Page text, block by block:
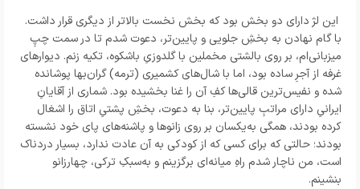
این لژ دارای دو بخش بود که بخش نخست بالاتر از دیگری قرار داشت.
با گام نهادن به بخشِ جلویی و پایین‌تر، دعوت شدم تا در سمت چپِ
میزبانی‌ام، بر روی بالشتی مخملین با گلدوزیِ باشکوه، تکیه زنم. دیوارهای
غرفه از آجرِ ساده بود، اما با شال‌های کشمیری (ترمه‌) گران‌بها پوشانده
شده و نفیس‌ترین قالی‌ها کفِ آن را غنا بخشیده بود. شماری از آقایانِ
ایرانیِ دارای مراتبِ پایین‌تر، بنا به دعوت، بخشِ پشتیِ اتاق را اشغال
کرده بودند، همگی به‌یکسان بر روی زانوها و پاشنه‌های پای خود نشسته
بودند؛ حالتی که برای کسی که از کودکی به آن عادت ندارد، بسیار دردناک
است، من ناچار شدم راهِ میانه‌ای برگزینم و به‌سبکِ ترکی، چهارزانو
بنشینم.